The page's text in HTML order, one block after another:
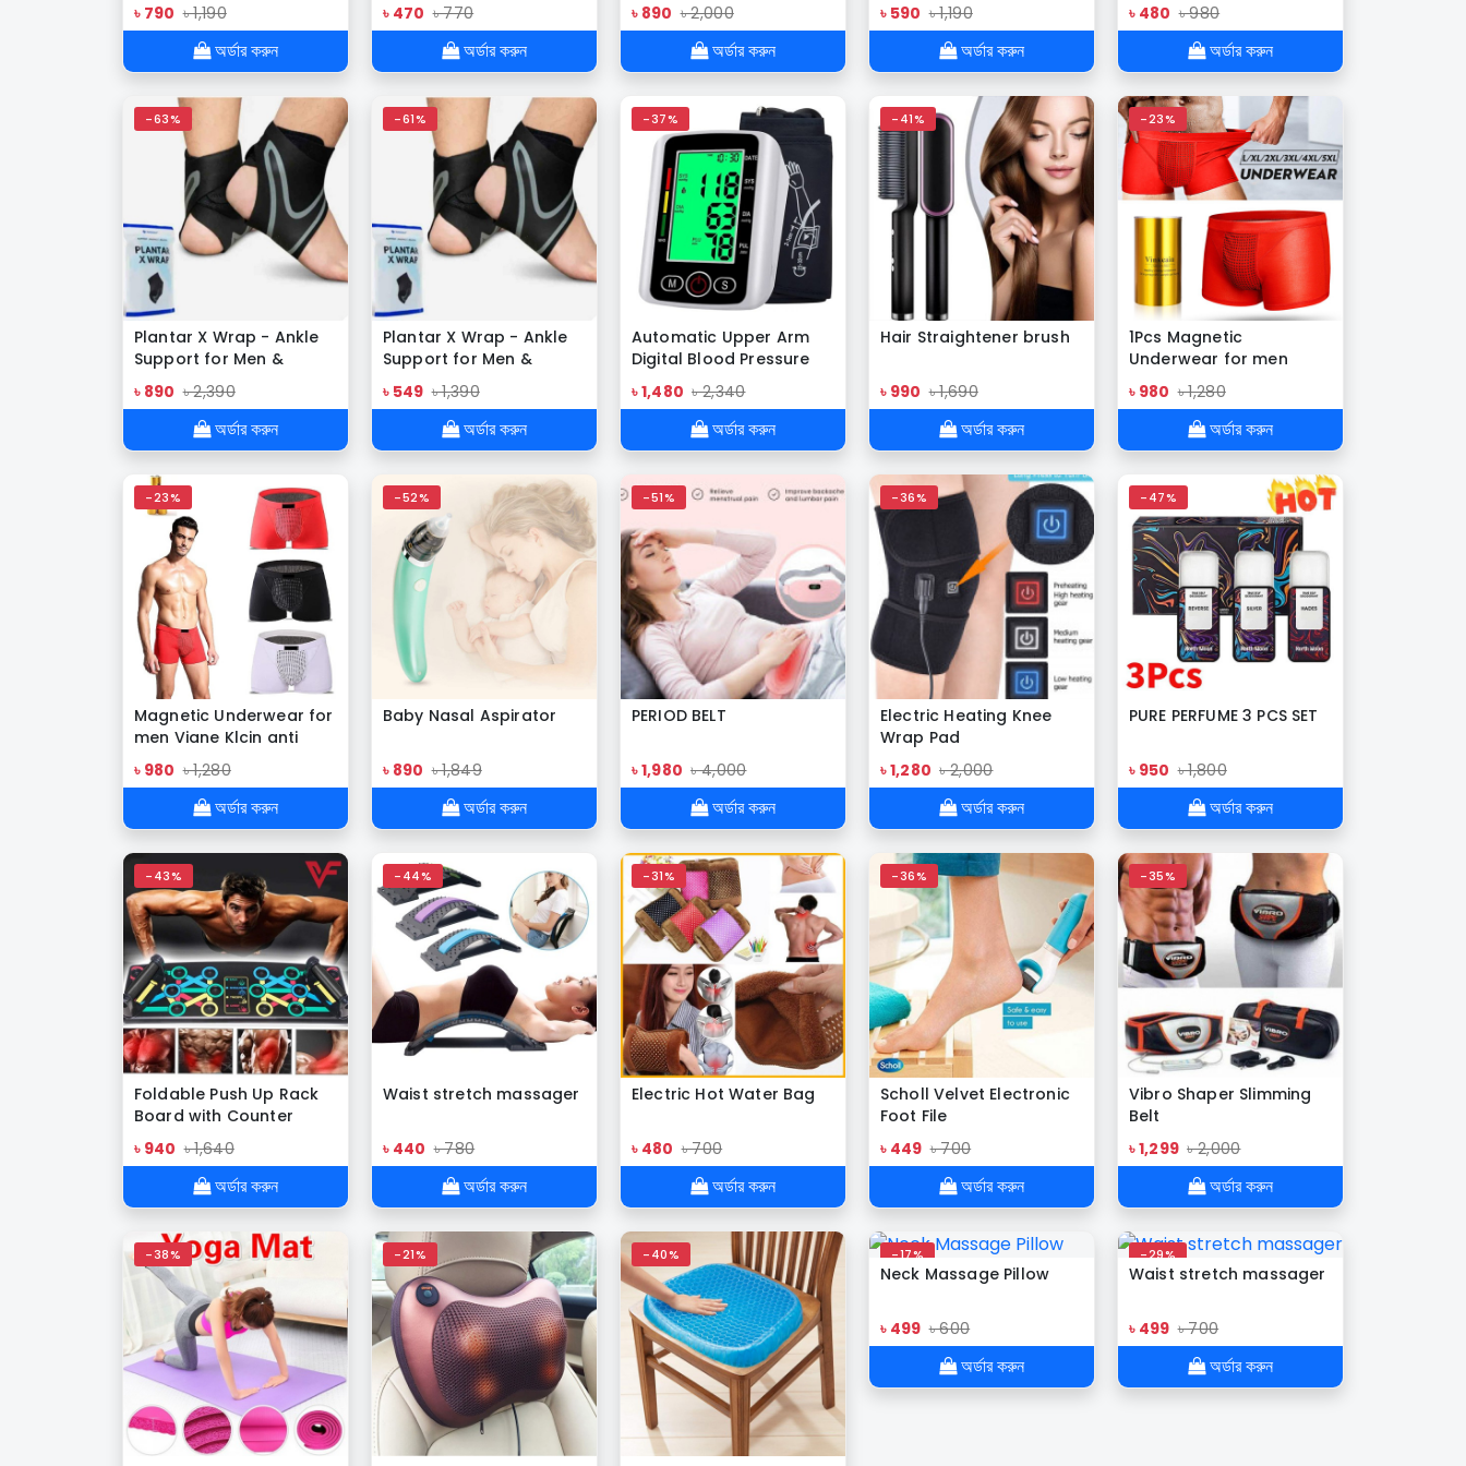
৳ 790 ৳ 1,190
অর্ডার করুন
Warmer
৳ 470 ৳ 770
অর্ডার করুন
৳ 890 ৳ 2,000
অর্ডার করুন
৳ 590 ৳ 1,190
অর্ডার করুন
৳ 480 ৳ 980
অর্ডার করুন
-63%
Plantar X Wrap - Ankle
Support for Men &
Women (2 Pcs)
৳ 890 ৳ 2,390
অর্ডার করুন
-61%
Plantar X Wrap - Ankle
Support for Men &
Women (1 Pcs)
৳ 549 ৳ 1,390
অর্ডার করুন
-37%
Automatic Upper Arm
Digital Blood Pressure
Monitor,Digital Bp
Monitor
৳ 1,480 ৳ 2,340
অর্ডার করুন
-41%
Hair Straightener brush
৳ 990 ৳ 1,690
অর্ডার করুন
-23%
1Pcs Magnetic
Underwear for men
Viane Klcin anti
bacterial free size
cotton Boxer underwear
৳ 980 ৳ 1,280
অর্ডার করুন
-23%
Magnetic Underwear for
men Viane Klcin anti
bacterial free size
cotton Boxer underwear
৳ 980 ৳ 1,280
অর্ডার করুন
-52%
Baby Nasal Aspirator
৳ 890 ৳ 1,849
অর্ডার করুন
-51%
PERIOD BELT
৳ 1,980 ৳ 4,000
অর্ডার করুন
-36%
Electric Heating Knee
Wrap Pad
৳ 1,280 ৳ 2,000
অর্ডার করুন
-47%
PURE PERFUME 3 PCS SET
৳ 950 ৳ 1,800
অর্ডার করুন
-43%
Foldable Push Up Rack
Board with Counter
৳ 940 ৳ 1,640
অর্ডার করুন
-44%
Waist stretch massager
৳ 440 ৳ 780
অর্ডার করুন
-31%
Electric Hot Water Bag
৳ 480 ৳ 700
অর্ডার করুন
-36%
Scholl Velvet Electronic
Foot File
৳ 449 ৳ 700
অর্ডার করুন
-35%
Vibro Shaper Slimming
Belt
৳ 1,299 ৳ 2,000
অর্ডার করুন
-38% -21% -40% -17%
Neck Massage Pillow
৳ 499 ৳ 600
অর্ডার করুন
-29%
Waist stretch massager
৳ 499 ৳ 700
অর্ডার করুন